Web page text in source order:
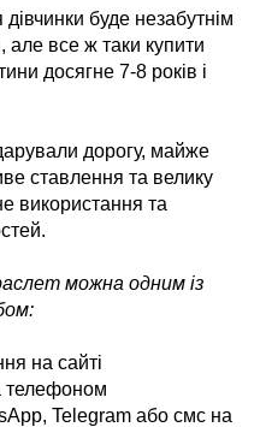
буде незабутнім
але все ж таки купити
досягне 7-8 років і
дорогу, майже
ставлення та велику
використання та
можна одним із
на сайті
телефоном
Telegram або смс на